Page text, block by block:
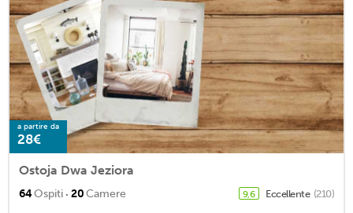
a partire da
28€
Ostoja Dwa Jeziora
64Ospiti · 20Camere 9,6 Eccellente (210)